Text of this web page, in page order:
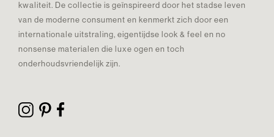
kwaliteit. De collectie is geïnspireerd door het stadse leven
van de moderne consument en kenmerkt zich door een
internationale uitstraling, eigentijdse look & feel en no
nonsense materialen die luxe ogen en toch
onderhoudsvriendelijk zijn.